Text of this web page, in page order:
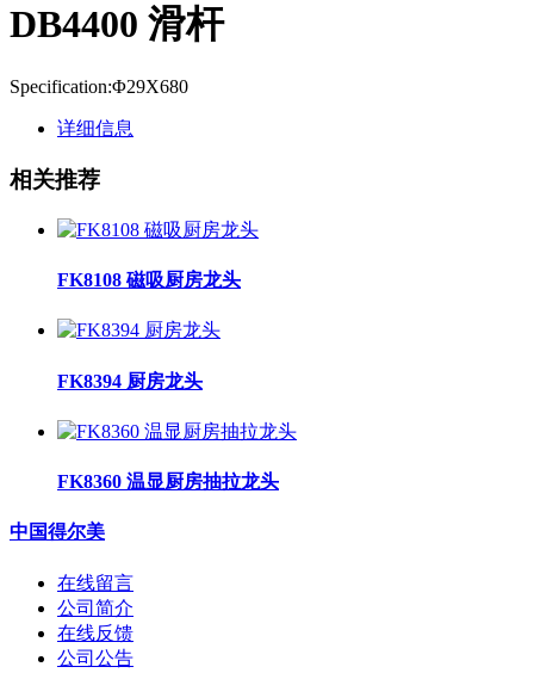
DB4400 滑杆
Specification:Φ29X680
详细信息
相关推荐
FK8108 磁吸厨房龙头
FK8394 厨房龙头
FK8360 温显厨房抽拉龙头
中国得尔美
在线留言
公司简介
在线反馈
公司公告